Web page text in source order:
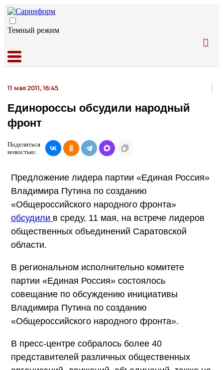
Темный режим
11 мая 2011, 16:45
Единороссы обсудили народный
фронт
Поделиться
новостью:
Предложение лидера партии «Единая Россия»
Владимира Путина по созданию
«Общероссийского народного фронта»
обсудили в среду, 11 мая, на встрече лидеров
общественных объединений Саратовской
области.
В региональном исполнительно комитете
партии «Единая Россия» состоялось
совещание по обсуждению инициативы
Владимира Путина по созданию
«Общероссийского народного фронта».
В пресс-центре собралось более 40
представителей различных общественных